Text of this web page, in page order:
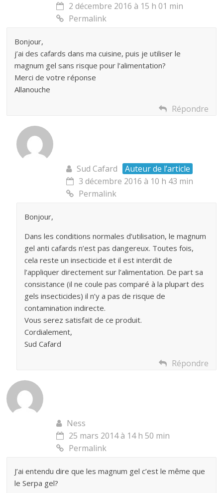
2 décembre 2016 à 15 h 01 min
Permalink
Bonjour,
j’ai des cafards dans ma cuisine, puis je utiliser le
magnum gel sans risque pour l’alimentation?
Merci de votre réponse
Allanouche
Répondre
Sud Cafard
Auteur de l’article
3 décembre 2016 à 10 h 43 min
Permalink
Bonjour,
Dans les conditions normales d’utilisation, le magnum
gel anti cafards n’est pas dangereux. Toutes fois,
cela reste un insecticide et il est interdit de
l’appliquer directement sur l’alimentation. De part sa
consistance (il ne coule pas comparé à la plupart des
gels insecticides) il n’y a pas de risque de
contamination indirecte.
Vous serez satisfait de ce produit.
Cordialement,
Sud Cafard
Répondre
Ness
25 mars 2014 à 14 h 50 min
Permalink
J’ai entendu dire que les magnum gel c’est le même que
le Serpa gel?